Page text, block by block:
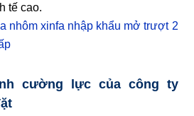
tế cao.
nhôm xinfa nhập khẩu mở trượt 2
cường lực của công ty